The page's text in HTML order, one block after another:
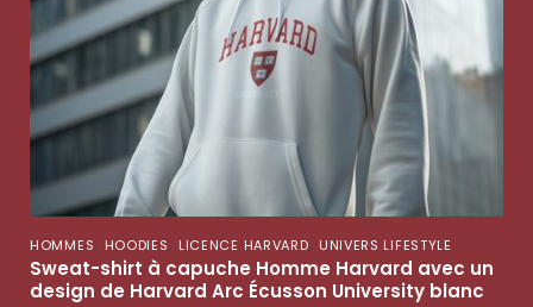
HOMMES, HOODIES, LICENCE HARVARD, UNIVERS LIFESTYLE
Sweat-shirt à capuche Homme Harvard avec un
design de Harvard Arc Écusson University blanc